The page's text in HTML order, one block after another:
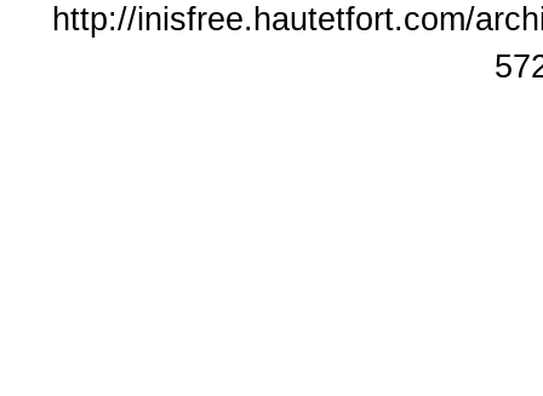
http://inisfree.hautetfort.com/